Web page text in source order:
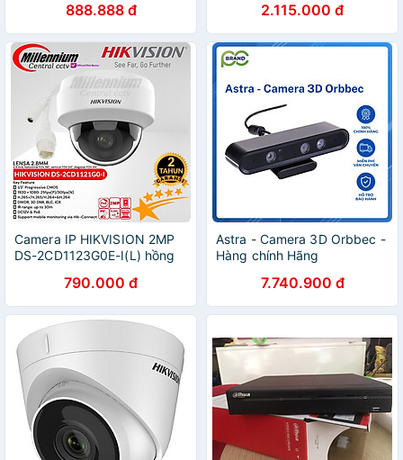
chống nước tiêu chuẩn IP
kèm thẻ nhớ chính hãng -
Hàng Nhập Khẩu
888.888 đ 2.115.000 đ
Camera IP HIKVISION 2MP
DS-2CD1123G0E-I(L) hồng
nước IP 67 - Hàng chính
hãng
790.000 đ
Astra - Camera 3D Orbbec -
Hàng chính Hãng
7.740.900 đ